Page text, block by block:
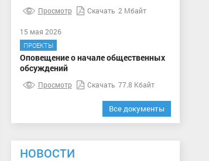
Просмотр Скачать 2 Мбайт
15 мая 2026
ПРОЕКТЫ
Оповещение о начале общественных
обсуждений
Просмотр Скачать 77.8 Кбайт
Все документы
НОВОСТИ